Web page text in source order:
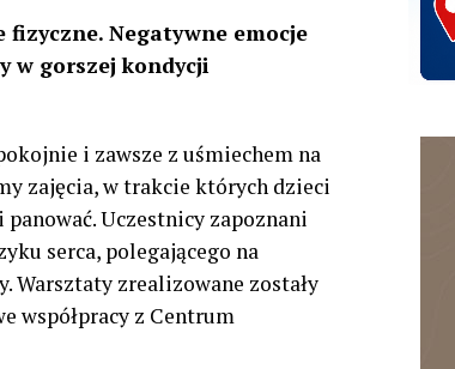
Negatywne emocje
w gorszej kondycji
i zawsze z uśmiechem na
zajęcia, w trakcie których dzieci
Uczestnicy zapoznani
serca, polegającego na
Warsztaty zrealizowane zostały
współpracy z Centrum